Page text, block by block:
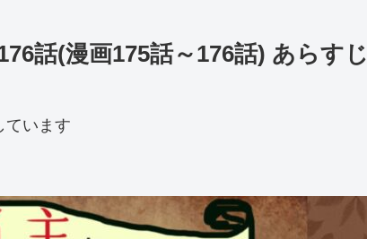
話(漫画175話～176話) あらすじ
ています